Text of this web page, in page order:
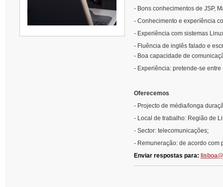
- Bons conhecimentos de JSP,
- Conhecimento e experíência
- Experiência com sistemas
- Fluência de inglês falado e
- Boa capacidade de
- Experiência: pretende-se
Oferecemos
- Projecto de média/longa
- Local de trabalho: Região de
- Sector: telecomunicações;
- Remuneração: de acordo com
Enviar respostas para: